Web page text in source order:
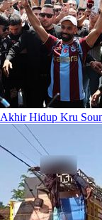
Akhir Hidup Kru